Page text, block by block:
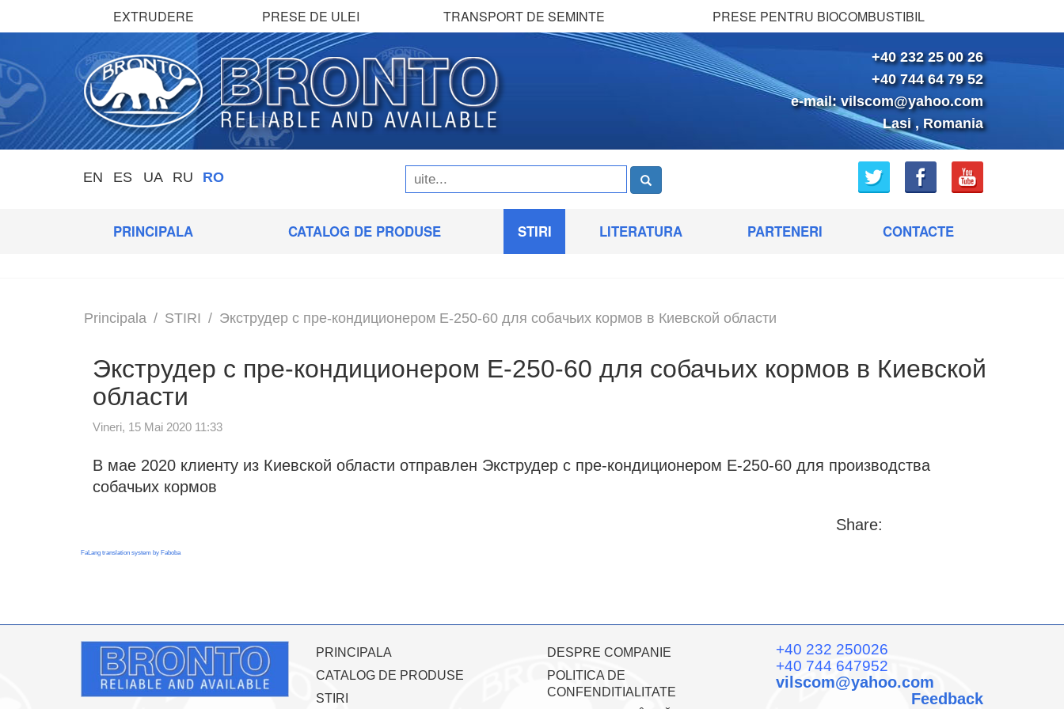
EXTRUDERE PRESE DE ULEI TRANSPORT DE SEMINTE PRESE PENTRU BIOCOMBUSTIBIL
+40 232 25 00 26
+40 744 64 79 52
e-mail:vilscom@yahoo.com
Lasi , Romania
EN ES UA RU RO
PRINCIPALA CATALOG DE PRODUSE STIRI LITERATURA PARTENERI CONTACTE
Principala / STIRI / Экструдер с пре-кондиционером Е-250-60 для собачьих кормов в Киевской области
Экструдер с пре-кондиционером Е-250-60 для собачьих кормов в Киевской
области
Vineri, 15 Mai 2020 11:33
В мае 2020 клиенту из Киевской области отправлен Экструдер с пре-кондиционером Е-250-60 для производства
собачьих кормов
Share:
FaLang translation system by Faboba
PRINCIPALA
CATALOG DE PRODUSE
STIRI
DESPRE COMPANIE
POLITICA DE
CONFENDITIALITATE
+40 232 250026
+40 744 647952
vilscom@yahoo.com
Feedback